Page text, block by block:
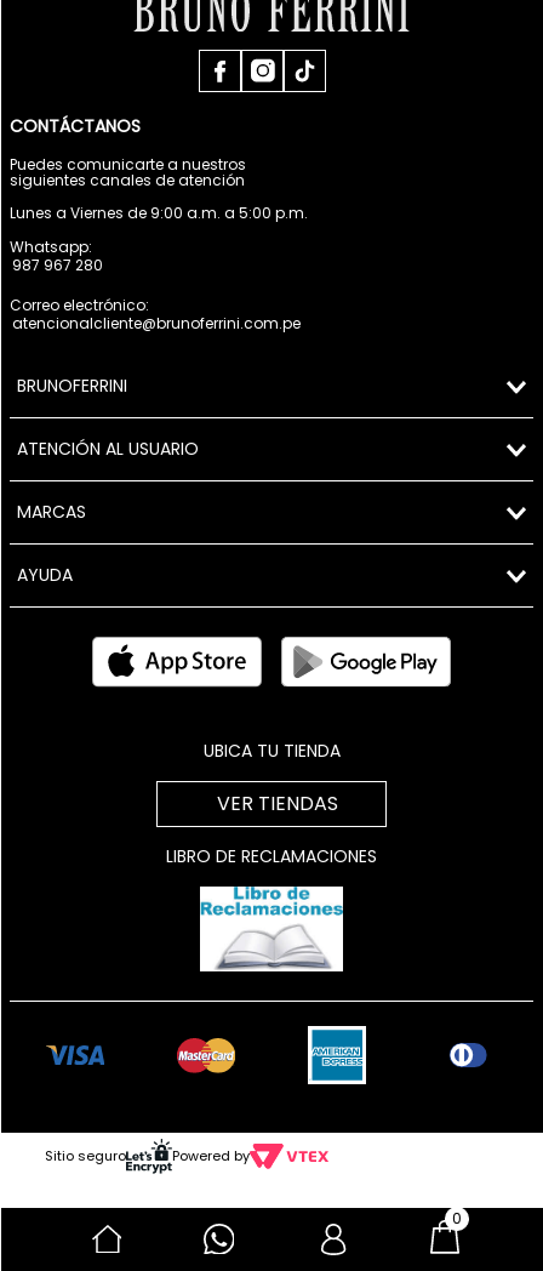
0
CONTÁCTANOS
Puedes comunicarte a nuestros
siguientes canales de atención
Lunes a Viernes de 9:00 a.m. a 5:00 p.m.
Whatsapp:
987 967 280
Correo electrónico:
atencionalcliente@brunoferrini.com.pe
BRUNOFERRINI
ATENCIÓN AL USUARIO
MARCAS
AYUDA
UBICA TU TIENDA
VER TIENDAS
LIBRO DE RECLAMACIONES
Sitio seguro Powered by